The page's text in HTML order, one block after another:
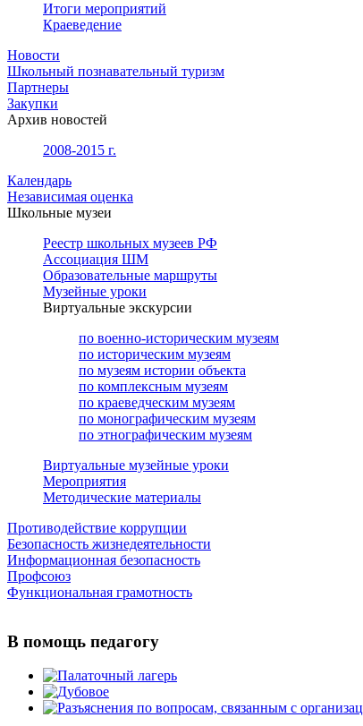
Итоги мероприятий
Краеведение
Новости
Школьный познавательный туризм
Партнеры
Закупки
Архив новостей
2008-2015 г.
Календарь
Независимая оценка
Школьные музеи
Реестр школьных музеев РФ
Ассоциация ШМ
Образовательные маршруты
Музейные уроки
Виртуальные экскурсии
по военно-историческим музеям
по историческим музеям
по музеям истории объекта
по комплексным музеям
по краеведческим музеям
по монографическим музеям
по этнографическим музеям
Виртуальные музейные уроки
Мероприятия
Методические материалы
Противодействие коррупции
Безопасность жизнедеятельности
Информационная безопасность
Профсоюз
Функциональная грамотность
В помощь педагогу